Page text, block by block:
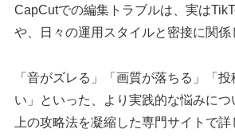
CapCutでの編集トラブルは、実は
や、日々の運用スタイルと密接に関係
「音がズレる」「画質が落ちる」「
い」といった、より実践的な悩みに
上の攻略法を凝縮した専門サイトで